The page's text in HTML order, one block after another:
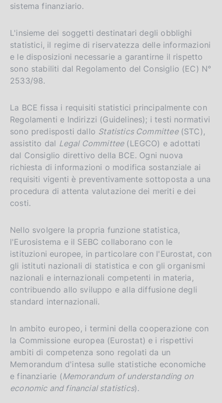
sistema finanziario.
L'insieme dei soggetti destinatari degli obblighi
statistici, il regime di riservatezza delle informazioni
e le disposizioni necessarie a garantirne il rispetto
sono stabiliti dal Regolamento del Consiglio (EC) N°
2533/98.
La BCE fissa i requisiti statistici principalmente con
Regolamenti e Indirizzi (Guidelines); i testi normativi
sono predisposti dallo Statistics Committee(STC),
assistito dal Legal Committee(LEGCO) e adottati
dal Consiglio direttivo della BCE. Ogni nuova
richiesta di informazioni o modifica sostanziale ai
requisiti vigenti è preventivamente sottoposta a una
procedura di attenta valutazione dei meriti e dei
costi.
Nello svolgere la propria funzione statistica,
l'Eurosistema e il SEBC collaborano con le
istituzioni europee, in particolare con l'Eurostat, con
gli istituti nazionali di statistica e con gli organismi
nazionali e internazionali competenti in materia,
contribuendo allo sviluppo e alla diffusione degli
standard internazionali.
In ambito europeo, i termini della cooperazione con
la Commissione europea (Eurostat) e i rispettivi
ambiti di competenza sono regolati da un
Memorandum d'intesa sulle statistiche economiche
e finanziarie (Memorandum of understanding on
economic and financial statistics).